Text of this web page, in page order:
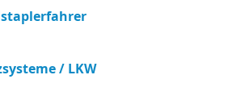
/ LKW